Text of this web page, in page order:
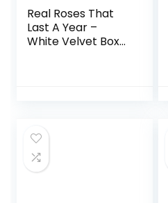
Real Roses That
Last A Year –
White Velvet Box